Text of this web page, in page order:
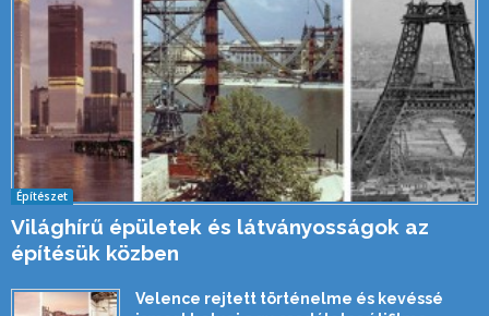
Építészet
Világhírű épületek és látványosságok az
építésük közben
Velence rejtett történelme és kevéssé